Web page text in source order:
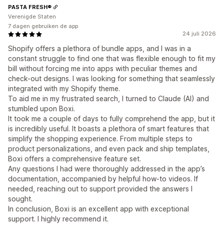
24 juli 2026
Shopify offers a plethora of bundle apps, and I was in a
constant struggle to find one that was flexible enough to fit my
bill without forcing me into apps with peculiar themes and
check-out designs. I was looking for something that seamlessly
integrated with my Shopify theme.
To aid me in my frustrated search, I turned to Claude (AI) and
stumbled upon Boxi.
It took me a couple of days to fully comprehend the app, but it
is incredibly useful. It boasts a plethora of smart features that
simplify the shopping experience. From multiple steps to
product personalizations, and even pack and ship templates,
Boxi offers a comprehensive feature set.
Any questions I had were thoroughly addressed in the app’s
documentation, accompanied by helpful how-to videos. If
needed, reaching out to support provided the answers I
sought.
In conclusion, Boxi is an excellent app with exceptional
support. I highly recommend it.
PASTA FRESH®
Verenigde Staten
7 dagen gebruiken de app